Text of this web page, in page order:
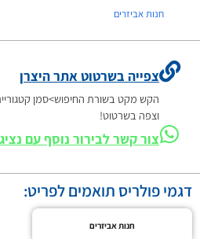
חנות אביזרים
צפייה בשרטוט אתר היצרן
הקש מקט בשורת החיפוש>סמן
וצפה בשרטוט!
צור קשר לבירור נוסף עם
דגמי פולריס תואמים לפריט:
חנות אביזרים